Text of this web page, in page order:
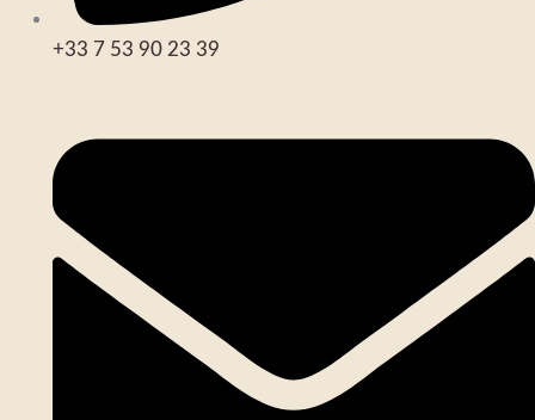
+33 7 53 90 23 39